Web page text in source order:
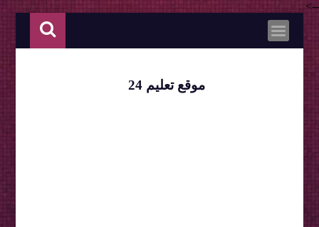
-->
موقع تعليم 24